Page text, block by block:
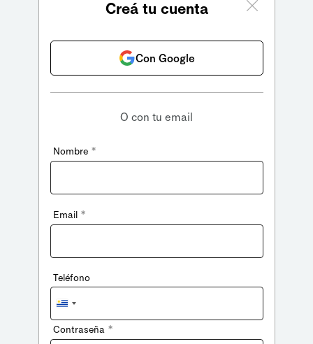
Creá tu cuenta
Con Google
O con tu email
Nombre *
Email *
Teléfono
Uruguay
+598
Contraseña *